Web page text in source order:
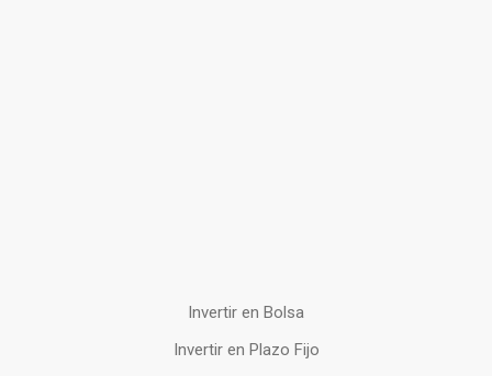
Invertir en Bolsa
Invertir en Plazo Fijo